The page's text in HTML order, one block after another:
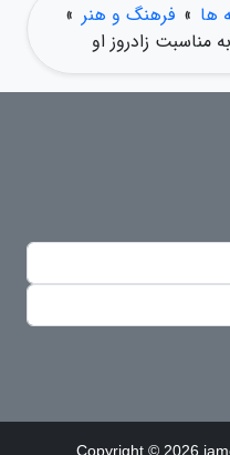
ها » فرهنگ و هنر »
مناسبت زادروز او
Copyright © 2026